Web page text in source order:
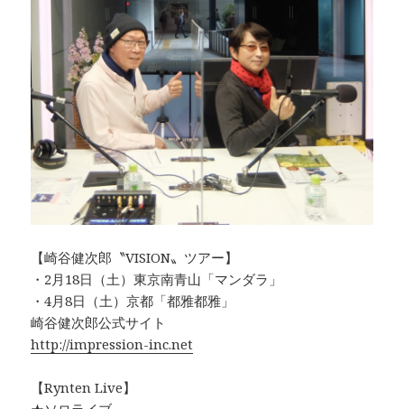
【崎谷健次郎〝VISION〟ツアー】
・2月18日（土）東京南青山「マンダラ」
・4月8日（土）京都「都雅都雅」
崎谷健次郎公式サイト
http://impression-inc.net
【Rynten Live】